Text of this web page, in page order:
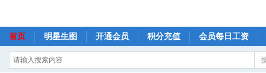
首页 明星生图 开通会员 积分充值 会员每日工资